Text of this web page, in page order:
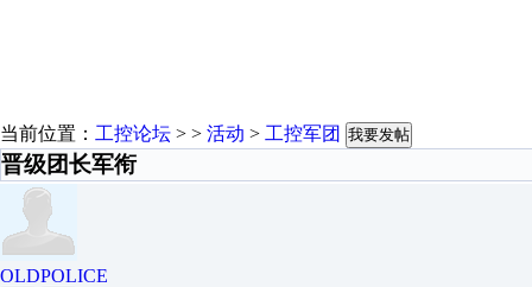
当前位置： 工控论坛 > > 活动 > 工控军团 我要发帖
晋级团长军衔
OLDPOLICE